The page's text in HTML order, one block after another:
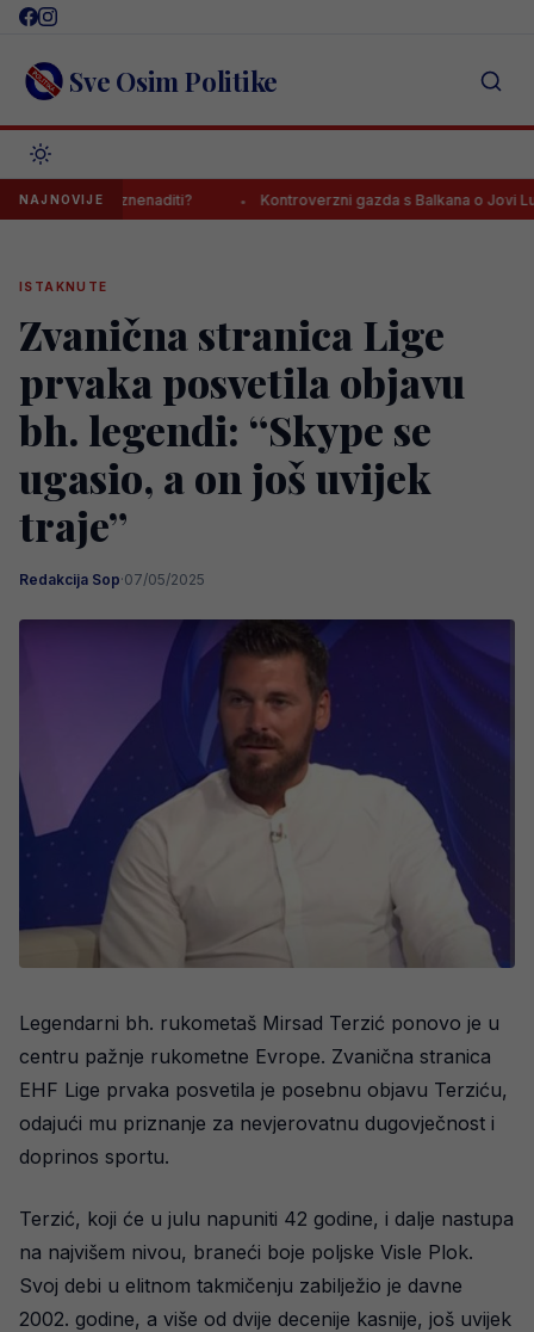
Skip
content Sve Osim Politike
NAJNOVIJE
iznenaditi? Kontroverzni gazda s Balkana o Jovi Lukiću:
ISTAKNUTE
Zvanična stranica Lige
prvaka posvetila objavu
bh. legendi: “Skype se
ugasio, a on još uvijek
traje”
Redakcija Sop·07/05/2025
Legendarni bh. rukometaš Mirsad Terzić ponovo je u
centru pažnje rukometne Evrope. Zvanična stranica
EHF Lige prvaka posvetila je posebnu objavu Terziću,
odajući mu priznanje za nevjerovatnu dugovječnost i
doprinos sportu.
Terzić, koji će u julu napuniti 42 godine, i dalje nastupa
na najvišem nivou, braneći boje poljske Visle Plok.
Svoj debi u elitnom takmičenju zabilježio je davne
2002. godine, a više od dvije decenije kasnije, još uvijek